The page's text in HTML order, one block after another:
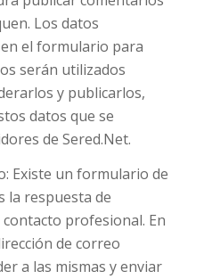
Los datos
el formulario para
serán utilizados
y publicarlos,
datos que se
de Sered.Net.
Existe un formulario de
la respuesta de
profesional. En
de correo
a las mismas y enviar